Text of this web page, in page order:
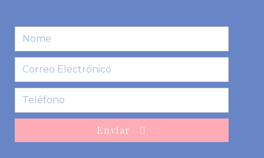
Enviar